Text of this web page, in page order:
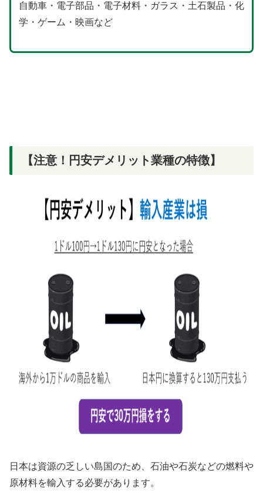
自動車・電子部品・電子材料・ガラス・土石製品・化
学・ゲーム・映画など
【注意！円安デメリット業種の特徴】
日本は資源の乏しい島国のため、石油や石炭などの燃料や
原材料を輸入する必要があります。